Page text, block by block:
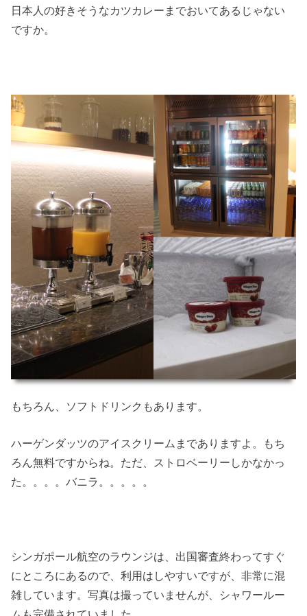
日本人の好きそうなカツカレーまでおいてあるじゃない
ですか。
もちろん、ソフトドリンクもあります。
ハーゲンダッツのアイスクリームまでありますよ。もち
ろん無料ですからね。ただ、ストロベーリーしかなかっ
た。。。。バニラ。。。。。
シンガポール航空のラウンジは、出国審査終わってすぐ
にところにあるので、利用はしやすいですが、非常に混
雑しています。写真は撮っていませんが、シャワールー